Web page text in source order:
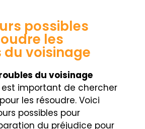
possibles
les
voisinage
du voisinage
est important de chercher
les résoudre. Voici
possibles pour
du préjudice pour